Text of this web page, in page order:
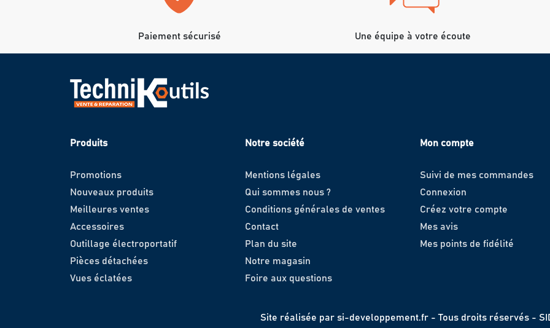
Paiement sécurisé Une équipe à votre écoute
Produits
Promotions
Nouveaux produits
Meilleures ventes
Accessoires
Outillage électroportatif
Pièces détachées
Vues éclatées
Notre société
Mentions légales
Qui sommes nous ?
Conditions générales de ventes
Contact
Plan du site
Notre magasin
Foire aux questions
Mon compte
Suivi de mes commandes
Connexion
Créez votre compte
Mes avis
Mes points de fidélité
Site réalisée par si-developpement.fr - Tous droits réservés -